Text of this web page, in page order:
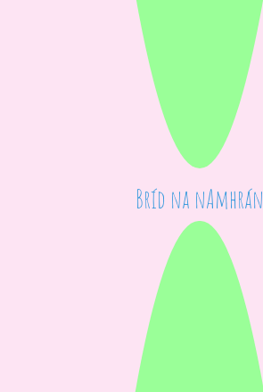
Bríd na nAmhrán